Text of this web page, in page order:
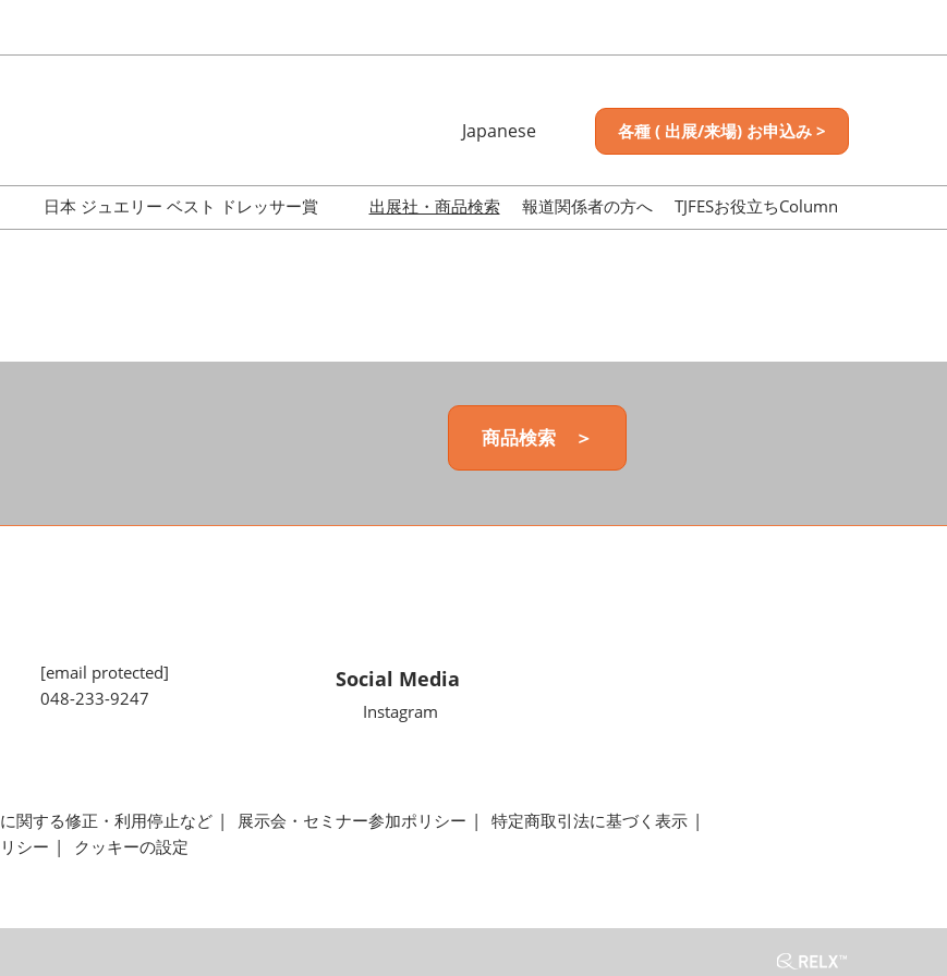
Japanese
English
各種 ( 出展/来場) お申込み >
日本 ジュエリー ベスト ドレッサー賞
出展社・商品検索 報道関係者の方へ TJFESお役立ちColumn
商品検索 ＞
[email protected]
048-233-9247
Social Media
Instagram
関する修正・利用停止など 展示会・セミナー参加ポリシー
特定商取引法に基づく表示
シー クッキーの設定